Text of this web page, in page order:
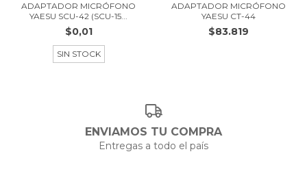
ADAPTADOR MICRÓFONO
YAESU SCU-42 (SCU-15...
$0,01
SIN STOCK
ADAPTADOR MICRÓFONO
YAESU CT-44
$83.819
ENVIAMOS TU COMPRA
Entregas a todo el país